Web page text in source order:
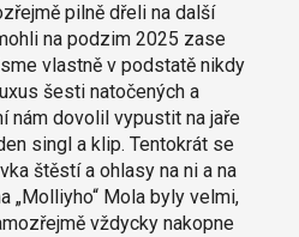
pilně dřeli na další
na podzim 2025 zase
vlastně v podstatě nikdy
šesti natočených a
nám dovolil vypustit na jaře
singl a klip. Tentokrát se
štěstí a ohlasy na ni a na
„Molliyho“ Mola byly velmi,
vždycky nakopne